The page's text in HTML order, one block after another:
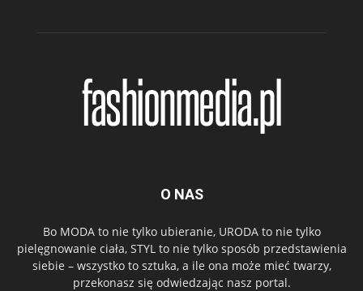
O NAS
Bo MODA to nie tylko ubieranie, URODA to nie tylko
pielęgnowanie ciała, STYL to nie tylko sposób przedstawienia
siebie – wszystko to sztuka, a ile ona może mieć twarzy,
przekonasz się odwiedzając nasz portal.